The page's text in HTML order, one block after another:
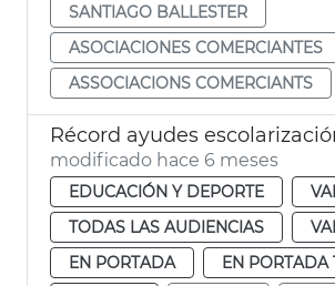
SANTIAGO BALLESTER
ASOCIACIONES COMERCIANTES
ASSOCIACIONS COMERCIANTS
modificado hace 6 meses
EDUCACIÓN Y DEPORTE
TODAS LAS AUDIENCIAS
EN PORTADA
EN PORTADA